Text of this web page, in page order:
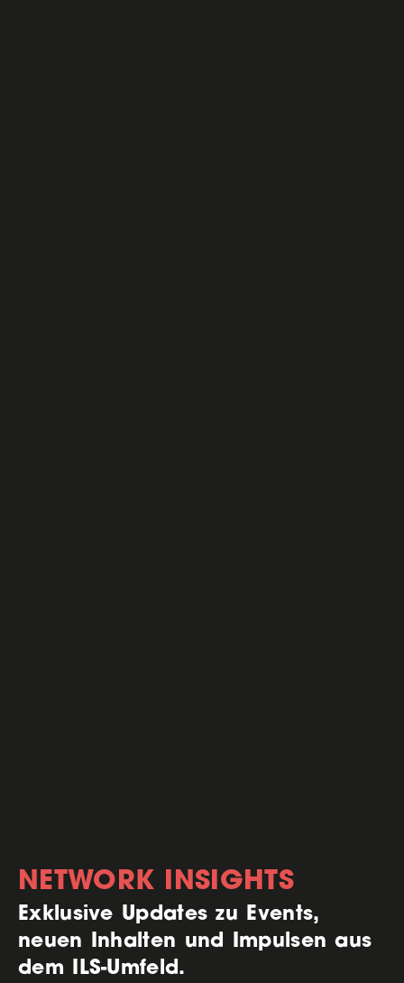
NETWORK INSIGHTS
Exklusive Updates zu Events,
neuen Inhalten und Impulsen aus
dem ILS-Umfeld.